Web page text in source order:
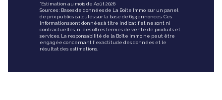
*Estimation au mois de Août 2026
Sources : Bases de données de La Boîte Immo, sur un panel
de prix publics calculés sur la base de 653 annonces. Ces
informations sont données à titre indicatif et ne sont ni
contractuelles, ni des offres fermes de vente de produits et
services. La responsabilité de la Boîte Immo ne peut être
engagée concernant l'exactitude des données et le
résultat des estimations.